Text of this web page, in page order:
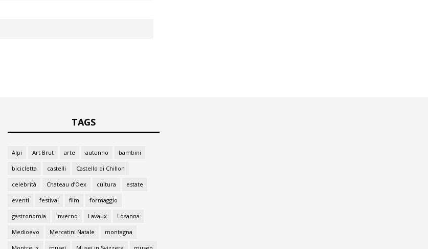
TAGS
Alpi Art Brut arte autunno bambini
bicicletta castelli Castello di Chillon
celebrità Chateau d’Oex cultura estate
eventi festival film formaggio
gastronomia inverno Lavaux Losanna
Medioevo Mercatini Natale montagna